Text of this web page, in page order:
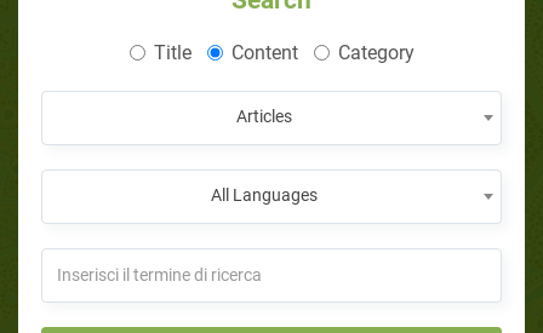
Title Content Category
Articles
All Languages